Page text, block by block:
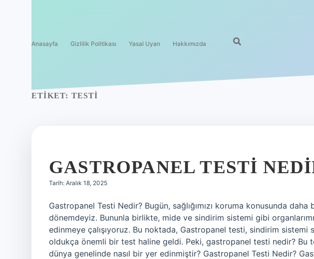
Anasayfa Gizlilik Politikası Yasal Uyarı Hakkımızda
ETIKET: TESTI
GASTROPANEL TESTI
Tarih: Aralık 18, 2025
Gastropanel Testi Nedir? Bugün, sağlığımızı koruma konusunda
dönemdeyiz. Bununla birlikte, mide ve sindirim sistemi gibi
edinmeye çalışıyoruz. Bu noktada, Gastropanel testi, sindirim sistemi
oldukça önemli bir test haline geldi. Peki, gastropanel testi nedir? Bu
dünya genelinde nasıl bir yer edinmiştir? Gastropanel Testi Nedir?